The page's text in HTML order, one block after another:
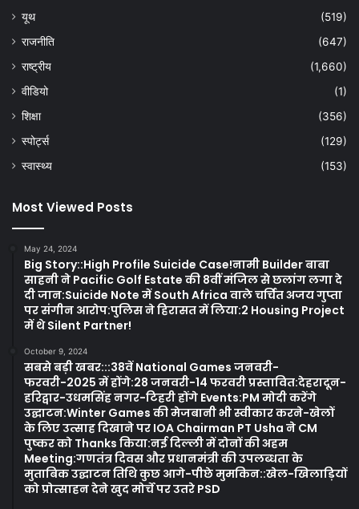
यूथ
(519)
राजनीति
(647)
राष्ट्रीय
(1,660)
वीडियो
(1)
शिक्षा
(356)
स्पोर्ट्स
(129)
स्वास्थ्य
(153)
Most Viewed Posts
May 24, 2024
Big Story::High Profile Suicide Case!नामी Builder बाबा
साहनी ने Pacific Golf Estate की 8वीं मंजिल से छलांग लगा दे
दी जान:Suicide Note में South Africa वाले चर्चित अजय गुप्ता
पर संगीन आरोप:पुलिस ने हिरासत में लिया:2 Housing Project
में थे Silent Partner!
October 9, 2024
सबसे बड़ी खबर:::38वें National Games जनवरी-
फरवरी-2025 में होंगे:28 जनवरी-14 फरवरी प्रस्तावित:देहरादून-
हरिद्वार-उधमसिंह नगर-टिहरी होंगे Events:PM मोदी करेंगे
उद्घाटन:Winter Games की मेजबानी भी स्वीकार करने-खेलों
के लिए उत्साह दिखाने पर IOA Chairman PT Usha ने CM
पुष्कर को Thanks किया:नई दिल्ली में दोनों की अहम
Meeting:गणतंत्र दिवस और प्रधानमंत्री की उपलब्धता के
मुताबिक उद्घाटन तिथि कुछ आगे-पीछे मुमकिन::खेल-खिलाड़ियों
को प्रोत्साहन देने खुद मोर्चे पर उतरे PSD